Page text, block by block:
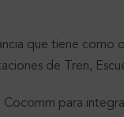
que tiene
de Tren,
para